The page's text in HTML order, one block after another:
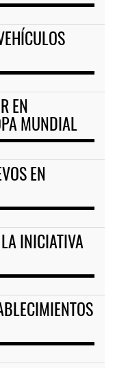
EN
MUNDIAL
EN
INICIATIVA